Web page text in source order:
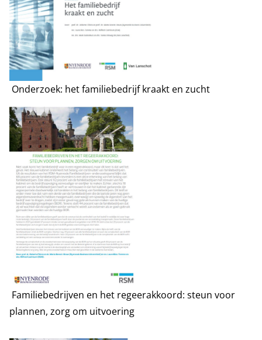
Onderzoek: het familiebedrijf kraakt en zucht
Familiebedrijven en het regeerakkoord: steun voor
plannen, zorg om uitvoering